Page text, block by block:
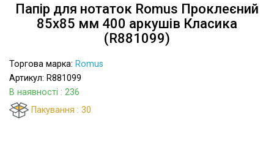
Папір для нотаток Romus Проклеєний
85х85 мм 400 аркушів Класика
(R881099)
Торгова марка: Romus
Артикул: R881099
В наявності : 236
Пакування : 30